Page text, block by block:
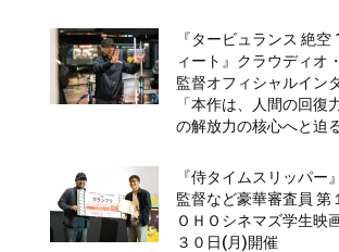
『タービュランス 絶空
ィート』クラウディオ
監督オフィシャルイン
「本作は、人間の回復
の解放力の核心へと迫
『侍タイムスリッパー
監督など豪華審査員 第
ＯＨＯシネマズ学生映
３０日(月)開催